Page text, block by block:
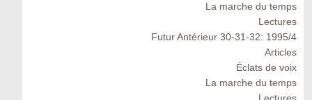
La marche du temps
Lectures
Futur Antérieur 30-31-32: 1995/4
Articles
Éclats de voix
La marche du temps